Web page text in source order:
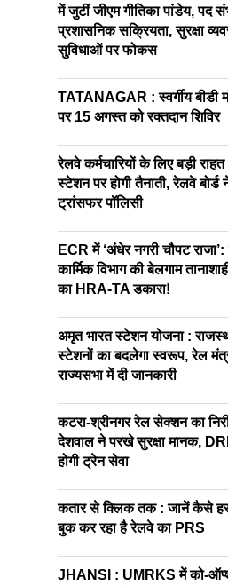
में जुटीं जीएम गीतिका पांडेय, पद
प्रशासनिक सक्रियता, सुरक्षा
सुविधाओं पर फोकस
TATANAGAR : स्वर्गीय बीडी
पर 15 अगस्त को रक्तदान शिविर
रेलवे कर्मचारियों के लिए बड़ी
स्टेशन पर होगी तैनाती, रेलवे बोर्ड
ट्रांसफर पॉलिसी
ECR में ‘अंधेर नगरी चौपट
कार्मिक विभाग की बेलगाम
का HRA-TA डकारा!
अमृत भारत स्टेशन योजना :
स्टेशनों का बदलेगा स्वरूप, रेल
राज्यसभा में दी जानकारी
कटरा-श्रीनगर रेल सेक्शन का
देशवाल ने परखे सुरक्षा मानक,
होगी ट्रेन सेवा
कतार से क्लिक तक : जानें कैसे
बुक कर रहा है रेलवे का PRS
JHANSI : UMRKS में को-